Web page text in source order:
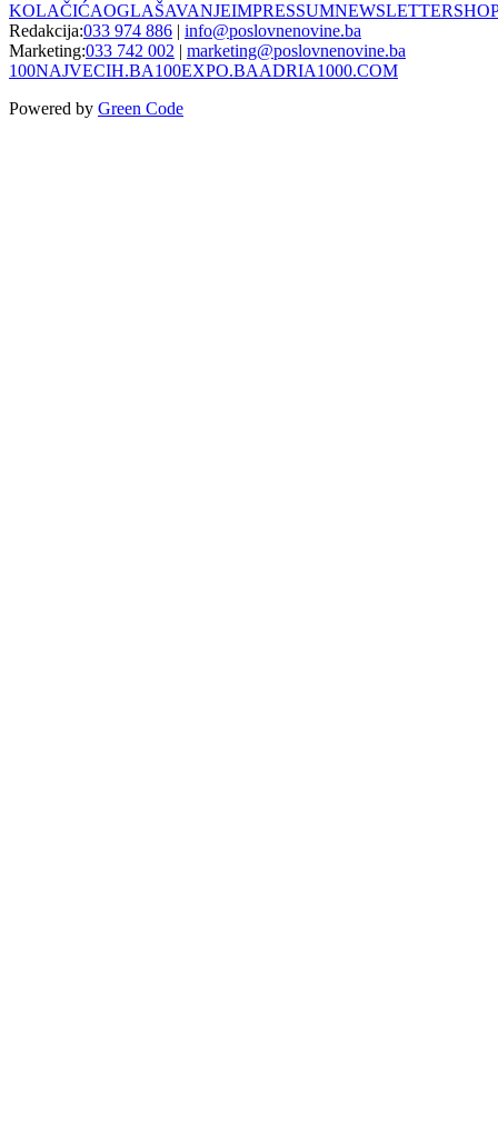
KOLAČIĆAOGLAŠAVANJEIMPRESSUMNEWSLETTER
Redakcija:033 974 886 | info@poslovnenovine.ba
Marketing:033 742 002 | marketing@poslovnenovine.ba
100NAJVECIH.BA100EXPO.BAADRIA1000.COM
Powered by Green Code